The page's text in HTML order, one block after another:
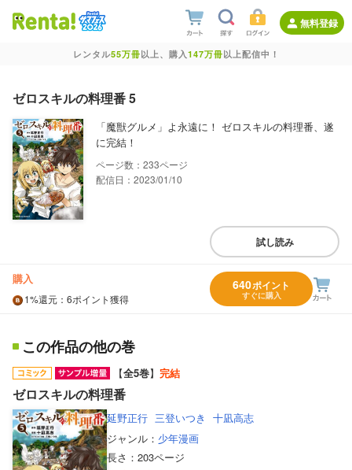
無料登録
レンタル55万冊以上、購入147万冊以上配信中！
ゼロスキルの料理番 5
「魔獣グルメ」よ永遠に！ ゼロスキルの料理番、遂
に完結！
233
配信日：2023/01/10
試し読み
購入
1%還元 ：6ポイント獲得
640ポイント
すぐに購入
この作品の他の巻
【全5巻】 完結
ゼロスキルの料理番
延野正行 三登いつき
十凪高志
ジャンル： 少年漫画
長さ： 203ページ